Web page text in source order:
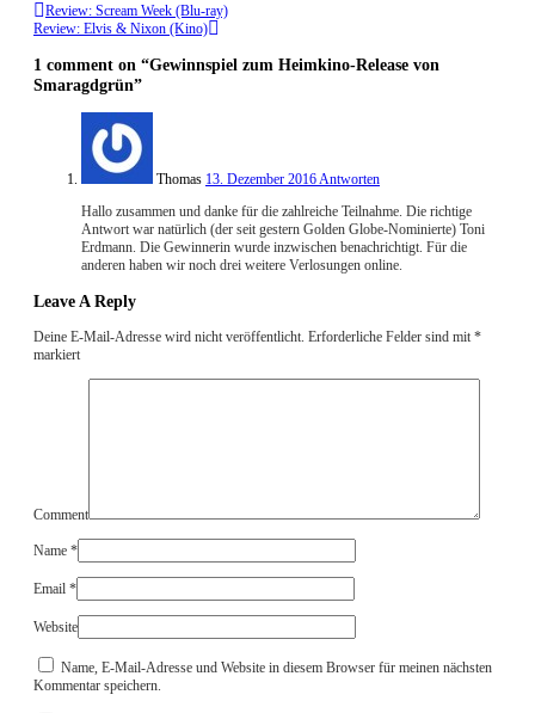
Review: Scream Week (Blu-ray)
Review: Elvis & Nixon (Kino)
1 comment on “Gewinnspiel zum Heimkino-Release von
Smaragdgrün”
Thomas 13. Dezember 2016 Antworten
Hallo zusammen und danke für die zahlreiche Teilnahme. Die richtige
Antwort war natürlich (der seit gestern Golden Globe-Nominierte) Toni
Erdmann. Die Gewinnerin wurde inzwischen benachrichtigt. Für die
anderen haben wir noch drei weitere Verlosungen online.
Leave A Reply
Deine E-Mail-Adresse wird nicht veröffentlicht. Erforderliche Felder sind mit *
markiert
Comment
Name *
Email *
Website
Name, E-Mail-Adresse und Website in diesem Browser für meinen nächsten
Kommentar speichern.